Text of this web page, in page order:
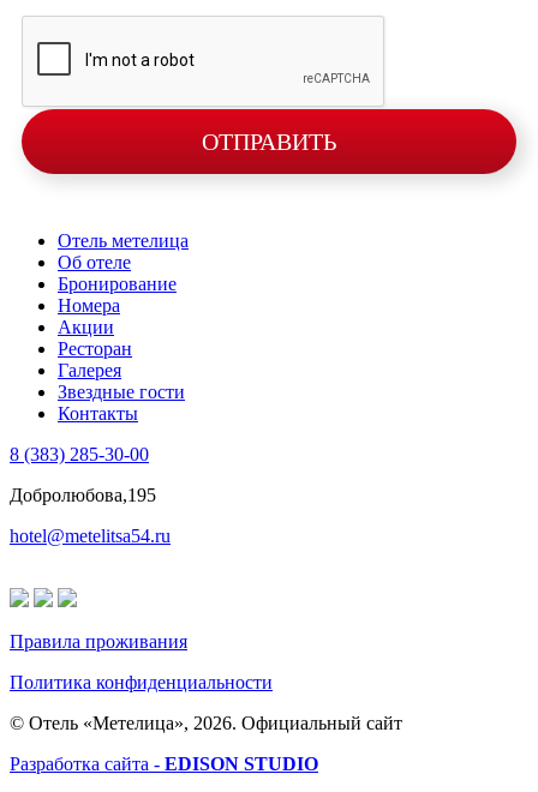
ОТПРАВИТЬ
Отель метелица
Об отеле
Бронирование
Номера
Акции
Ресторан
Галерея
Звездные гости
Контакты
8 (383) 285-30-00
Добролюбова,195
hotel@metelitsa54.ru
Правила проживания
Политика конфиденциальности
© Отель «Метелица», 2026. Официальный сайт
Разработка сайта - EDISON STUDIO